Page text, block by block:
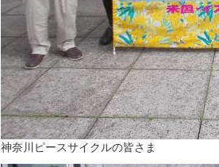
神奈川ピースサイクルの皆さま